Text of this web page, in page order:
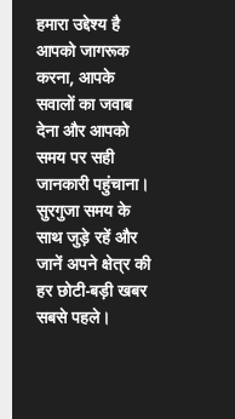
हमारा उद्देश्य है
आपको जागरूक
करना, आपके
सवालों का जवाब
देना और आपको
समय पर सही
जानकारी पहुंचाना।
सुरगुजा समय के
साथ जुड़े रहें और
जानें अपने क्षेत्र की
हर छोटी-बड़ी खबर
सबसे पहले।